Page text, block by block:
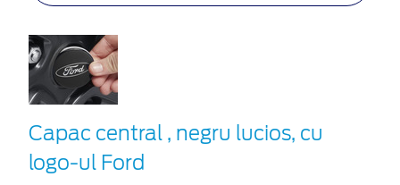
Capac central , negru lucios, cu
logo-ul Ford